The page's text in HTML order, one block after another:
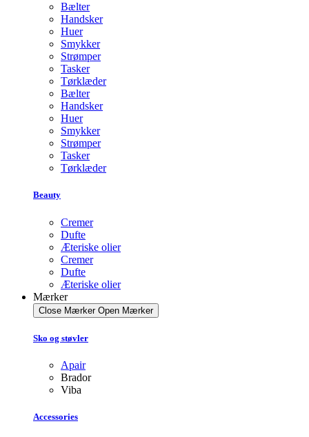
Bælter
Handsker
Huer
Smykker
Strømper
Tasker
Tørklæder
Bælter
Handsker
Huer
Smykker
Strømper
Tasker
Tørklæder
Beauty
Cremer
Dufte
Æteriske olier
Cremer
Dufte
Æteriske olier
Mærker
Close Mærker Open Mærker
Sko og støvler
Apair
Brador
Viba
Accessories